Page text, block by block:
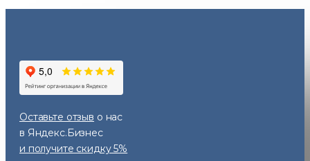
Оставьте отзыв о нас
в Яндекс.Бизнес
и получите скидку 5%